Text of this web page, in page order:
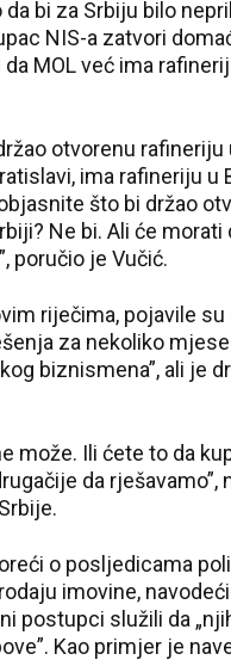
da bi za Srbiju bilo
NIS-a zatvori
MOL već ima
otvorenu rafineriju
ima rafineriju u
što bi držao
Ne bi. Ali će morati
poručio je Vučić.
riječima, pojavile su
za nekoliko
biznismena”, ali je
može. Ili ćete to da
da rješavamo”,
o posljedicama
imovine,
postupci služili da
Kao primjer je